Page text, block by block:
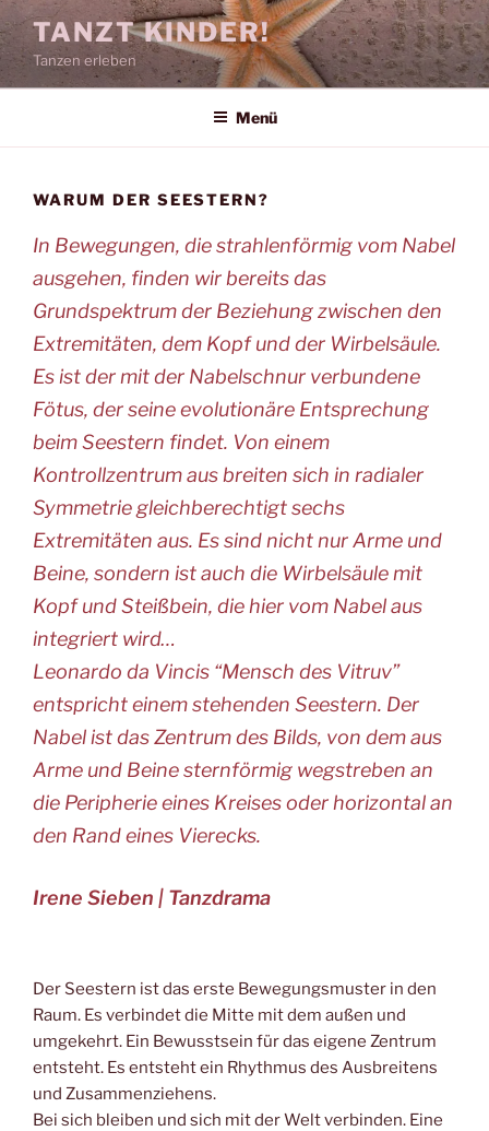
Zum
Inhalt
springen
TANZT KINDER!
Tanzen erleben
Menü
WARUM DER SEESTERN?
In Bewegungen, die strahlenförmig vom Nabel
ausgehen, finden wir bereits das
Grundspektrum der Beziehung zwischen den
Extremitäten, dem Kopf und der Wirbelsäule.
Es ist der mit der Nabelschnur verbundene
Fötus, der seine evolutionäre Entsprechung
beim Seestern findet. Von einem
Kontrollzentrum aus breiten sich in radialer
Symmetrie gleichberechtigt sechs
Extremitäten aus. Es sind nicht nur Arme und
Beine, sondern ist auch die Wirbelsäule mit
Kopf und Steißbein, die hier vom Nabel aus
integriert wird…
Leonardo da Vincis “Mensch des Vitruv”
entspricht einem stehenden Seestern. Der
Nabel ist das Zentrum des Bilds, von dem aus
Arme und Beine sternförmig wegstreben an
die Peripherie eines Kreises oder horizontal an
den Rand eines Vierecks.
Irene Sieben | Tanzdrama
Der Seestern ist das erste Bewegungsmuster in den
Raum. Es verbindet die Mitte mit dem außen und
umgekehrt. Ein Bewusstsein für das eigene Zentrum
entsteht. Es entsteht ein Rhythmus des Ausbreitens
und Zusammenziehens.
Bei sich bleiben und sich mit der Welt verbinden. Eine